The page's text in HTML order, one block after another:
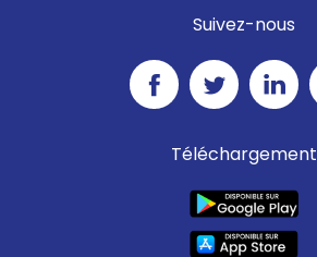
Suivez-nous
Téléchargement